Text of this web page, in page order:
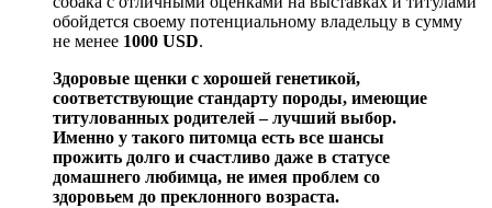
обойдется своему потенциальному владельцу в сумму
не менее 1000 USD.
Здоровые щенки с хорошей генетикой,
соответствующие стандарту породы, имеющие
титулованных родителей – лучший выбор.
Именно у такого питомца есть все шансы
прожить долго и счастливо даже в статусе
домашнего любимца, не имея проблем со
здоровьем до преклонного возраста.